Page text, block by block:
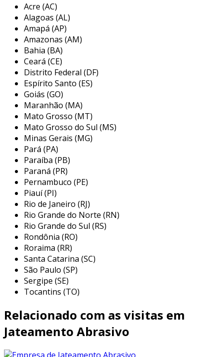
impulsionar materiais abrasivos, como areia ou
microesferas de vidro, contra a peça de aço.
essa ação remove oxidações, sujeira e
contaminantes. além disso, cria uma textura na
superfície, facilitando a aderência da tinta
durante a pintura.
principais tipos de jateamento
existem diferentes métodos de jateamento,
cada um adequado a uma aplicação específica.
entre os mais comuns, destacam-se:
jateamento a seco
secos, ideal para remover camadas mais
grossas de sujeira.
jateamento a Úmido
abrasivos, reduzindo a poeira e evitando a
sobreaquecimento da peça.
jateamento com microesferas
esferas de vidro para um acabamento
suave, ideal para peças que necessitam de
menos agressão.
vantagens do jateamento
o jateamento oferece diversas vantagens, que
incluem:
Acre (AC)
Alagoas (AL)
Amapá (AP)
Amazonas (AM)
Bahia (BA)
Ceará (CE)
Distrito Federal (DF)
Espírito Santo (ES)
Goiás (GO)
Maranhão (MA)
Mato Grosso (MT)
Mato Grosso do Sul (MS)
Minas Gerais (MG)
Pará (PA)
Paraíba (PB)
Paraná (PR)
Pernambuco (PE)
Piauí (PI)
Rio de Janeiro (RJ)
Rio Grande do Norte (RN)
Rio Grande do Sul (RS)
Rondônia (RO)
Roraima (RR)
Santa Catarina (SC)
São Paulo (SP)
Sergipe (SE)
Tocantins (TO)
Relacionado com as visitas em
Jateamento Abrasivo